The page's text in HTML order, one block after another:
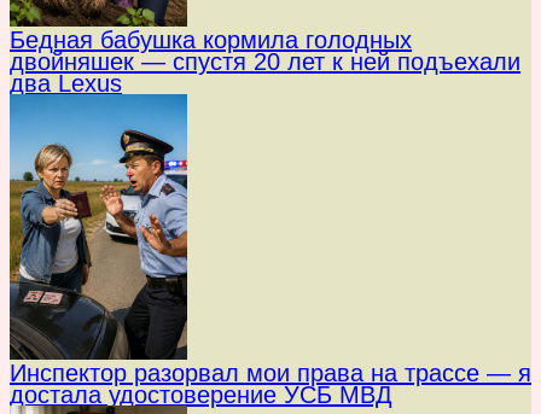
Бедная бабушка кормила голодных
двойняшек — спустя 20 лет к ней подъехали
два Lexus
Инспектор разорвал мои права на трассе — я
достала удостоверение УСБ МВД